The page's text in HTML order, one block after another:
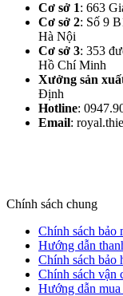
Cơ sở 1: 663
Cơ sở 2: Số 9
Hà Nội​
Cơ sở 3: 353
Hồ Chí Minh
Xưởng sản
Định​
Hotline:
Email:
Chính sách chung
Chính sách bảo
Hướng dẫn
Chính sách bảo
Chính sách vận
Hướng dẫn mua